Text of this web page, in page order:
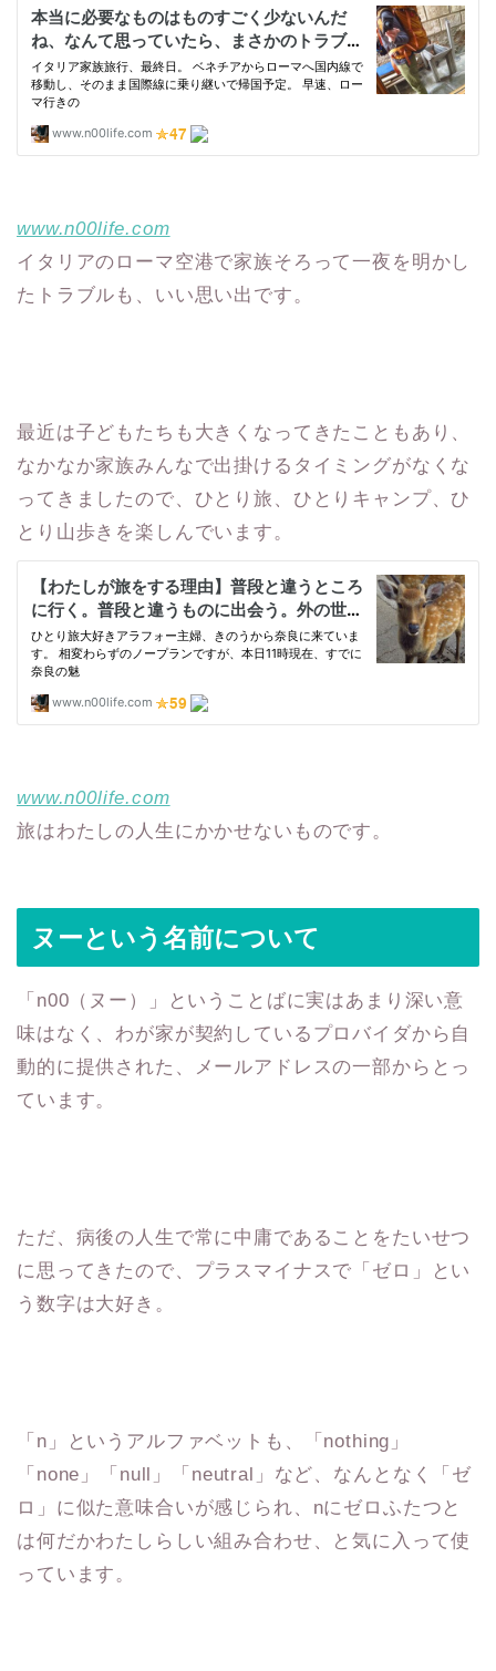
www.n00life.com
イタリアのローマ空港で家族そろって一夜を明かし
たトラブルも、いい思い出です。
最近は子どもたちも大きくなってきたこともあり、
なかなか家族みんなで出掛けるタイミングがなくな
ってきましたので、ひとり旅、ひとりキャンプ、ひ
とり山歩きを楽しんでいます。
www.n00life.com
旅はわたしの人生にかかせないものです。
ヌーという名前について
「n00（ヌー）」ということばに実はあまり深い意
味はなく、わが家が契約しているプロバイダから自
動的に提供された、メールアドレスの一部からとっ
ています。
ただ、病後の人生で常に中庸であることをたいせつ
に思ってきたので、プラスマイナスで「ゼロ」とい
う数字は大好き。
「n」というアルファベットも、「nothing」
「none」「null」「neutral」など、なんとなく「ゼ
ロ」に似た意味合いが感じられ、nにゼロふたつと
は何だかわたしらしい組み合わせ、と気に入って使
っています。